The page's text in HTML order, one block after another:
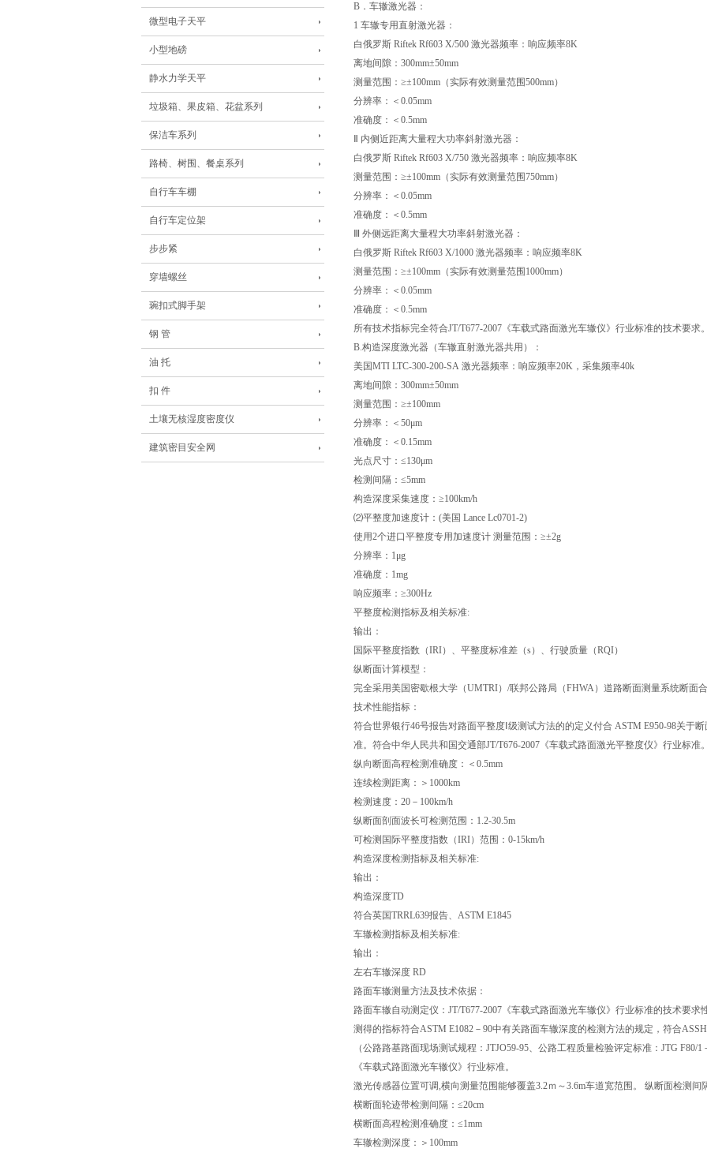
微型电子天平
小型地磅
静水力学天平
垃圾箱、果皮箱、花盆系列
保洁车系列
路椅、树围、餐桌系列
自行车车棚
自行车定位架
步步紧
穿墙螺丝
琬扣式脚手架
钢 管
油 托
扣 件
土壤无核湿度密度仪
建筑密目安全网
B．车辙激光器：
1 车辙专用直射激光器：
白俄罗斯 Riftek Rf603 X/500 激光器频率：响应频率8K
离地间隙：300mm±50mm
测量范围：≥±100mm（实际有效测量范围500mm）
分辨率：＜0.05mm
准确度：＜0.5mm
Ⅱ 内侧近距离大量程大功率斜射激光器：
白俄罗斯 Riftek Rf603 X/750 激光器频率：响应频率8K
测量范围：≥±100mm（实际有效测量范围750mm）
分辨率：＜0.05mm
准确度：＜0.5mm
Ⅲ 外侧远距离大量程大功率斜射激光器：
白俄罗斯 Riftek Rf603 X/1000 激光器频率：响应频率8K
测量范围：≥±100mm（实际有效测量范围1000mm）
分辨率：＜0.05mm
准确度：＜0.5mm
所有技术指标完全符合JT/T677-2007《车载式路面激光车辙仪》行业标准的技术要求。
B.构造深度激光器（车辙直射激光器共用）：
美国MTI LTC-300-200-SA 激光器频率：响应频率20K，采集频率40k
离地间隙：300mm±50mm
测量范围：≥±100mm
分辨率：＜50μm
准确度：＜0.15mm
光点尺寸：≤130μm
检测间隔：≤5mm
构造深度采集速度：≥100km/h
⑵平整度加速度计：(美国 Lance Lc0701-2)
使用2个进口平整度专用加速度计 测量范围：≥±2g
分辨率：1μg
准确度：1mg
响应频率：≥300Hz
平整度检测指标及相关标准:
输出：
国际平整度指数（IRI）、平整度标准差（s）、行驶质量（RQI）
纵断面计算模型：
完全采用美国密歇根大学（UMTRI）/联邦公路局（FHWA）道路断面测量系统断面
技术性能指标：
符合世界银行46号报告对路面平整度Ⅰ级测试方法的的定义付合 ASTM E950-98关于
准。符合中华人民共和国交通部JT/T676-2007《车载式路面激光平整度仪》行业标准
纵向断面高程检测准确度：＜0.5mm
连续检测距离：＞1000km
检测速度：20－100km/h
纵断面剖面波长可检测范围：1.2-30.5m
可检测国际平整度指数（IRI）范围：0-15km/h
构造深度检测指标及相关标准:
输出：
构造深度TD
符合英国TRRL639报告、ASTM E1845
车辙检测指标及相关标准:
输出：
左右车辙深度 RD
路面车辙测量方法及技术依据：
路面车辙自动测定仪：JT/T677-2007《车载式路面激光车辙仪》行业标准的技术要求
测得的指标符合ASTM E1082－90中有关路面车辙深度的检测方法的规定，符合
（公路路基路面现场测试规程：JTJO59-95、公路工程质量检验评定标准：JTG F80/
《车载式路面激光车辙仪》行业标准。
激光传感器位置可调,横向测量范围能够覆盖3.2ｍ～3.6m车道宽范围。 纵断面检测间
横断面轮迹带检测间隔：≤20cm
横断面高程检测准确度：≤1mm
车辙检测深度：＞100mm